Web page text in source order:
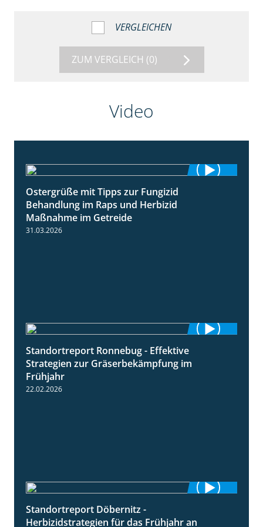
VERGLEICHEN
ZUM VERGLEICH (0)
Video
Ostergrüße mit Tipps zur Fungizid
Behandlung im Raps und Herbizid
Maßnahme im Getreide
31.03.2026
Standortreport Ronnebug - Effektive
Strategien zur Gräserbekämpfung im
Frühjahr
22.02.2026
Standortreport Döbernitz -
Herbizidstrategien für das Frühjahr an